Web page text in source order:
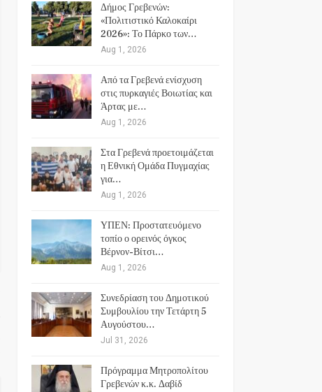
Δήμος Γρεβενών:
«Πολιτιστικό Καλοκαίρι
2026»: Το Πάρκο των…
Aug 1, 2026
Από τα Γρεβενά ενίσχυση
στις πυρκαγιές Βοιωτίας και
Άρτας με…
Aug 1, 2026
Στα Γρεβενά προετοιμάζεται
η Εθνική Ομάδα Πυγμαχίας
για…
Aug 1, 2026
ΥΠΕΝ: Προστατευόμενο
τοπίο ο ορεινός όγκος
Βέρνον-Βίτσι…
Aug 1, 2026
Συνεδρίαση του Δημοτικού
Συμβουλίου την Τετάρτη 5
Αυγούστου…
Jul 31, 2026
Πρόγραμμα Μητροπολίτου
Γρεβενών κ.κ. Δαβίδ